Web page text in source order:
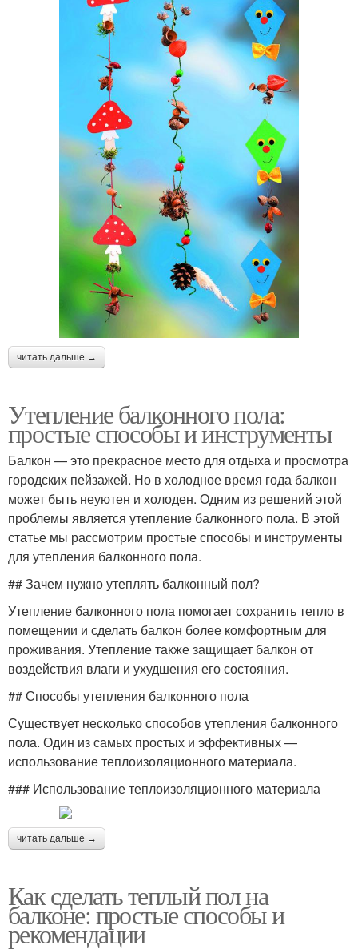
читать дальше →
Утепление балконного пола:
простые способы и инструменты
Балкон — это прекрасное место для отдыха и просмотра
городских пейзажей. Но в холодное время года балкон
может быть неуютен и холоден. Одним из решений этой
проблемы является утепление балконного пола. В этой
статье мы рассмотрим простые способы и инструменты
для утепления балконного пола.
## Зачем нужно утеплять балконный пол?
Утепление балконного пола помогает сохранить тепло в
помещении и сделать балкон более комфортным для
проживания. Утепление также защищает балкон от
воздействия влаги и ухудшения его состояния.
## Способы утепления балконного пола
Существует несколько способов утепления балконного
пола. Один из самых простых и эффективных —
использование теплоизоляционного материала.
### Использование теплоизоляционного материала
читать дальше →
Как сделать теплый пол на
балконе: простые способы и
рекомендации